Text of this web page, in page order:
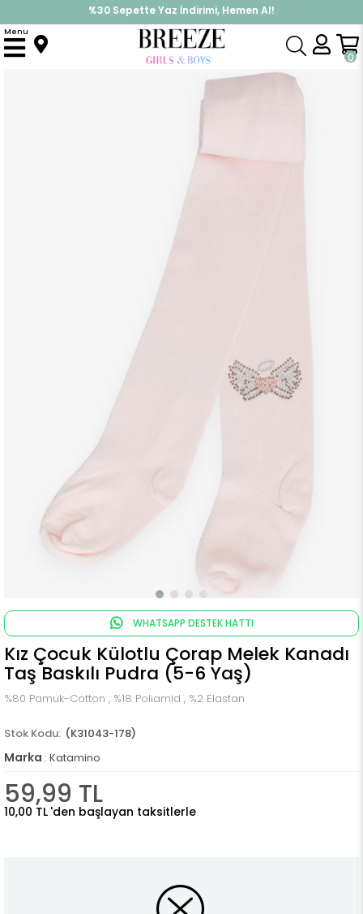
%30 Sepette Yaz İndirimi, Hemen Al!
İndirimlere ek %10 İndirimi Kap, Hemen Üye Ol!
0
Menu
Anasayfa Çorap Kız Çocuk Külotlu Çorap Melek Kanadı Taş Baskılı Pudra (5-6 Yaş)
WHATSAPP DESTEK HATTI
Kız Çocuk Külotlu Çorap Melek Kanadı
Taş Baskılı Pudra (5-6 Yaş)
%80 Pamuk-Cotton , %18 Poliamid , %2 Elastan
(K31043-178)
Marka : Katamino
59,99 TL
10,00 TL 'den başlayan taksitlerle